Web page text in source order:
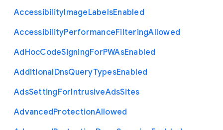
AccessibilityImageLabelsEnabled
AccessibilityPerformanceFilteringAllowed
AdHocCodeSigningForPWAsEnabled
AdditionalDnsQueryTypesEnabled
AdsSettingForIntrusiveAdsSites
AdvancedProtectionAllowed